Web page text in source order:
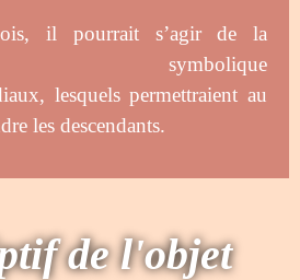
il pourrait s’agir de la
symbolique
lesquels permettraient au
les descendants.
de l'objet